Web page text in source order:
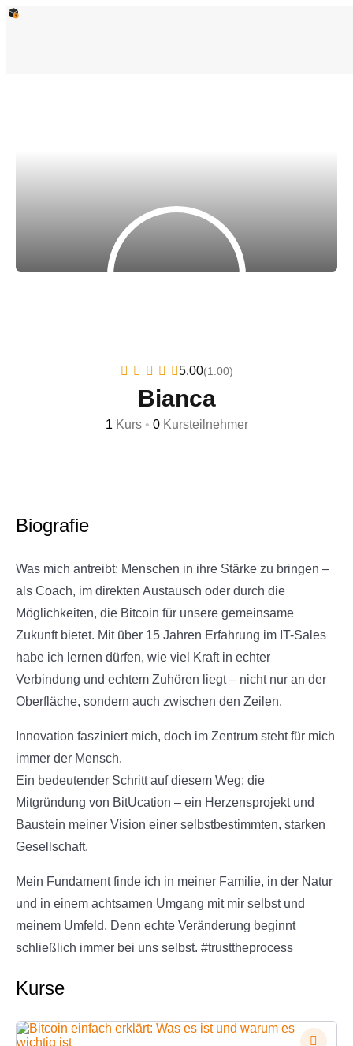
5.00(1.00)
Bianca
1 Kurs • 0Kursteilnehmer
Biografie
Was mich antreibt: Menschen in ihre Stärke zu bringen –
als Coach, im direkten Austausch oder durch die
Möglichkeiten, die Bitcoin für unsere gemeinsame
Zukunft bietet. Mit über 15 Jahren Erfahrung im IT-Sales
habe ich lernen dürfen, wie viel Kraft in echter
Verbindung und echtem Zuhören liegt – nicht nur an der
Oberfläche, sondern auch zwischen den Zeilen.
Innovation fasziniert mich, doch im Zentrum steht für mich
immer der Mensch.
Ein bedeutender Schritt auf diesem Weg: die
Mitgründung von BitUcation – ein Herzensprojekt und
Baustein meiner Vision einer selbstbestimmten, starken
Gesellschaft.
Mein Fundament finde ich in meiner Familie, in der Natur
und in einem achtsamen Umgang mit mir selbst und
meinem Umfeld. Denn echte Veränderung beginnt
schließlich immer bei uns selbst. #trusttheprocess
Kurse